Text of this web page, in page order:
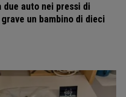
auto nei pressi di
un bambino di dieci